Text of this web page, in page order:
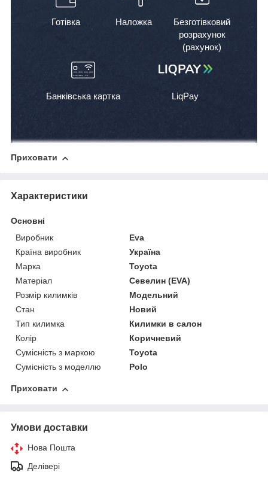
Готівка Наложка
Безготівковий
розрахунок
(рахунок)
Банківська картка LiqPay
Приховати
Характеристики
Основні
Виробник
Eva
Країна виробник
Україна
Марка
Toyota
Матеріал
Севелин (EVA)
Розмір килимків
Модельний
Стан
Новий
Тип килимка
Килимки в салон
Колір
Коричневий
Сумісність з маркою
Toyota
Сумісність з моделлю
Polo
Приховати
Умови доставки
Нова Пошта
Делівері